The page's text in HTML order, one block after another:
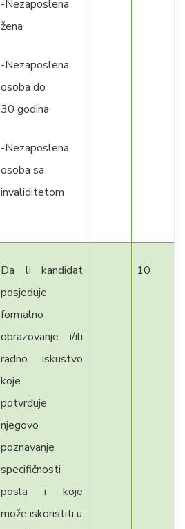
-Nezaposlena
žena
-Nezaposlena
osoba do
30 godina
-Nezaposlena
osoba sa
invaliditetom
Da li kandidat
posjeduje
formalno
obrazovanje i/ili
radno iskustvo
koje
potvrđuje
njegovo
poznavanje
specifičnosti
posla i koje
može iskoristiti u
10